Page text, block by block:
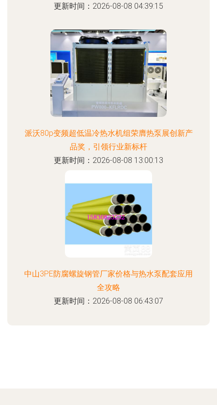
更新时间：2026-08-08 04:39:15
派沃80p变频超低温冷热水机组荣膺热泵展创新产
品奖，引领行业新标杆
更新时间：2026-08-08 13:00:13
中山3PE防腐螺旋钢管厂家价格与热水泵配套应用
全攻略
更新时间：2026-08-08 06:43:07